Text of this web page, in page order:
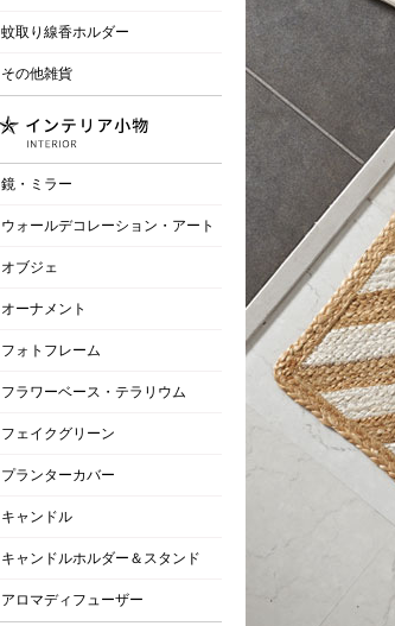
蚊取り線香ホルダー
その他雑貨
鏡・ミラー
ウォールデコレーション・アート
オブジェ
オーナメント
フォトフレーム
フラワーベース・テラリウム
フェイクグリーン
プランターカバー
キャンドル
キャンドルホルダー＆スタンド
アロマディフューザー